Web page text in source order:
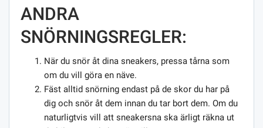
ANDRA
SNÖRNINGSREGLER:
När du snör åt dina sneakers, pressa tårna som
om du vill göra en näve.
Fäst alltid snörning endast på de skor du har på
dig och snör åt dem innan du tar bort dem. Om du
naturligtvis vill att sneakersna ska ärligt räkna ut